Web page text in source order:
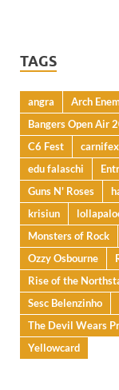
TAGS
angra Arch
Bangers Open Air
C6 Fest
carnifex
edu falaschi
Guns N' Roses
krisiun
Monsters of Rock
Ozzy Osbourne
Rise of the
Sesc Belenzinho
The Devil Wears
Yellowcard